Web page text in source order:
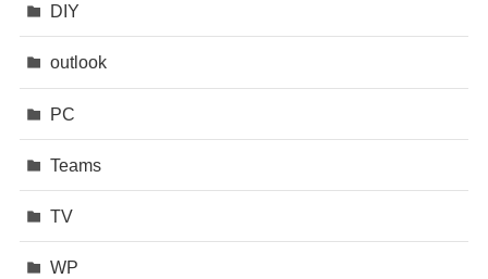
DIY
outlook
PC
Teams
TV
WP